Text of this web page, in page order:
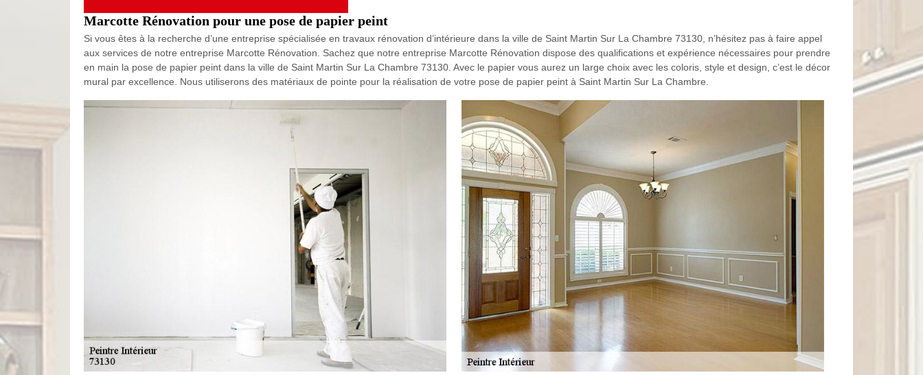
Marcotte Rénovation pour une pose de papier peint
Si vous êtes à la recherche d’une entreprise spécialisée en travaux rénovation d’intérieure dans la ville de Saint Martin Sur La Chambre 73130, n’hésitez pas à faire appel
aux services de notre entreprise Marcotte Rénovation. Sachez que notre entreprise Marcotte Rénovation dispose des qualifications et expérience nécessaires pour prendre
en main la pose de papier peint dans la ville de Saint Martin Sur La Chambre 73130. Avec le papier vous aurez un large choix avec les coloris, style et design, c’est le décor
mural par excellence. Nous utiliserons des matériaux de pointe pour la réalisation de votre pose de papier peint à Saint Martin Sur La Chambre.